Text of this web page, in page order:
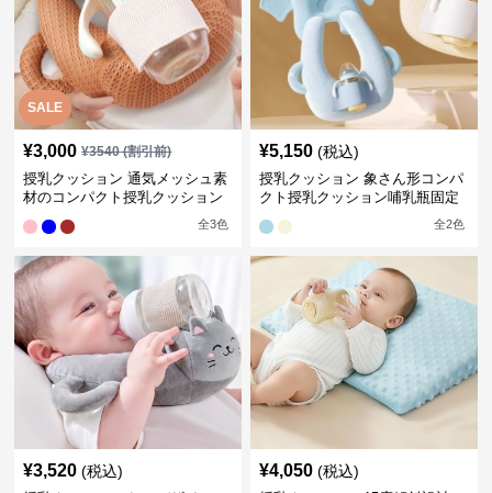
SALE
¥3,000 ¥3540(割引前)
授乳クッション 通気メッシュ素
材のコンパクト授乳クッション
全3色
¥5,150 (税込)
授乳クッション 象さん形コンパ
クト授乳クッション哺乳瓶固定
全2色
¥3,520 (税込) ¥4,050 (税込)